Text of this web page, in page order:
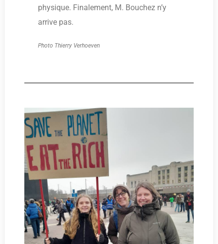
physique. Finalement, M. Bouchez n’y
arrive pas.
Photo Thierry Verhoeven